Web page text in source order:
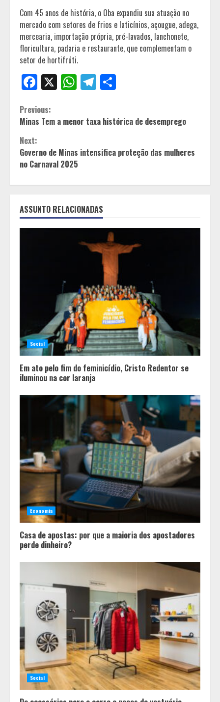
Com 45 anos de história, o Oba expandiu sua atuação no
mercado com setores de frios e laticínios, açougue, adega,
mercearia, importação própria, pré-lavados, lanchonete,
floricultura, padaria e restaurante, que complementam o
setor de hortifrúti.
Facebook
X WhatsApp
Telegram
Continue
Reading
Previous:
Minas Tem a menor taxa histórica de desemprego
Next:
Governo de Minas intensifica proteção das mulheres
no Carnaval 2025
ASSUNTO RELACIONADAS
Social
Em ato pelo fim do feminicídio, Cristo Redentor se
iluminou na cor laranja
Economia
Casa de apostas: por que a maioria dos apostadores
perde dinheiro?
Social
2
Em ato pelo fim do feminicídio,
Cristo Redentor se iluminou na cor
laranja